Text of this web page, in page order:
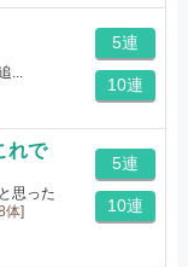
5連
10連
れで
思った
体]
5連
10連